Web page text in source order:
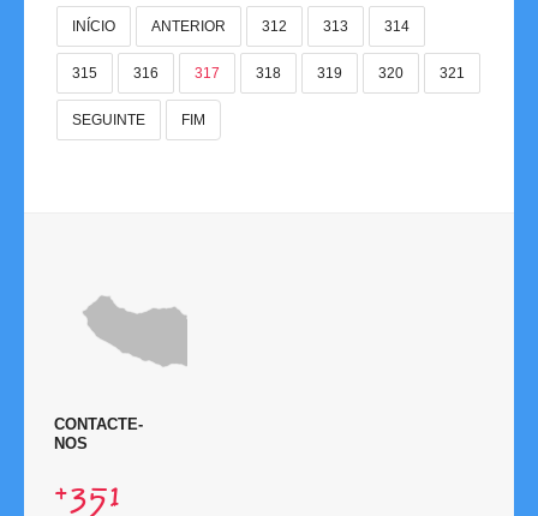
Rankings
Clubes Filiados
INÍCIO ANTERIOR 312 313 314
315 316 317 318 319 320 321
SEGUINTE FIM
CONTACTE-
NOS
+351